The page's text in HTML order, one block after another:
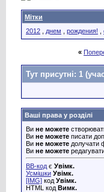
Мітки
2012
днем рождения!
«
Тут присутні: 1
Ваші права у розділі
Ви не можете
Ви не можете писати
Ви не можете долучати
Ви не можете
BB-код є Увімк.
Усмішки Увімк.
[IMG] код Увімк.
HTML код Вимк.